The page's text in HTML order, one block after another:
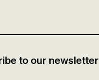
to our newsletter